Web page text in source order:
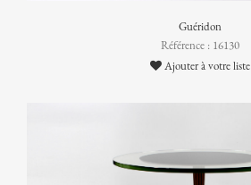
Guéridon
Référence : 16130
Ajouter à votre liste